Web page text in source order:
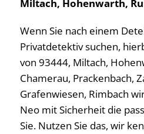
Miltach, Hohenwarth,
Wenn Sie nach einem
Privatdetektiv suchen,
von 93444, Miltach,
Chamerau, Prackenbach,
Grafenwiesen, Rimbach
Neo mit Sicherheit die
Sie. Nutzen Sie das, wir